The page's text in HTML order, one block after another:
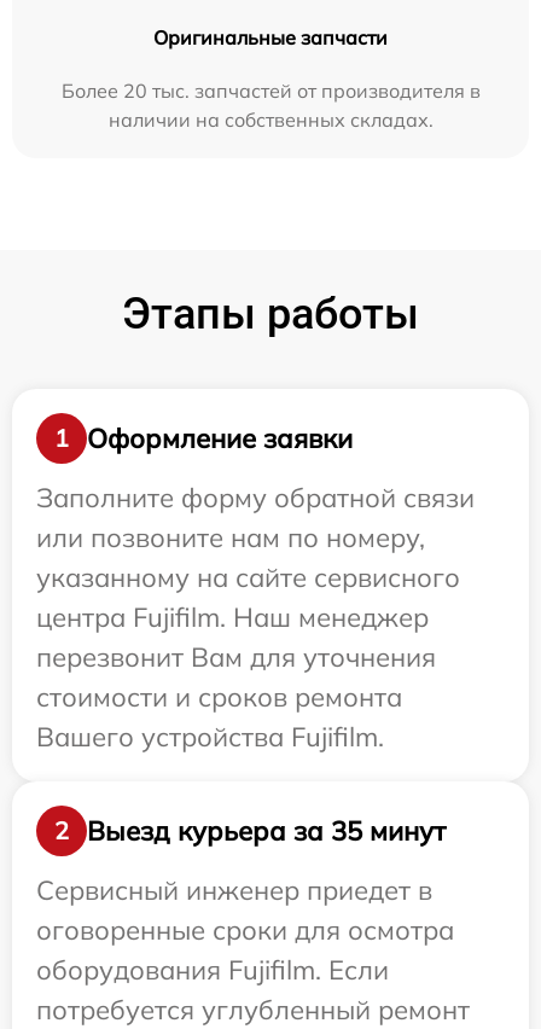
Оригинальные запчасти
Более 20 тыс. запчастей от производителя в
наличии на собственных складах.
Этапы работы
1
Оформление заявки
Заполните форму обратной связи
или позвоните нам по номеру,
указанному на сайте сервисного
центра Fujifilm. Наш менеджер
перезвонит Вам для уточнения
стоимости и сроков ремонта
Вашего устройства Fujifilm.
2
Выезд курьера за 35 минут
Сервисный инженер приедет в
оговоренные сроки для осмотра
оборудования Fujifilm. Если
потребуется углубленный ремонт